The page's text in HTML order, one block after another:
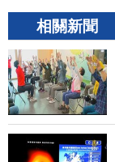
相關新聞